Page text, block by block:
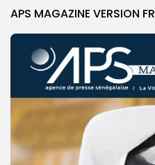
APS MAGAZINE VERSION FR